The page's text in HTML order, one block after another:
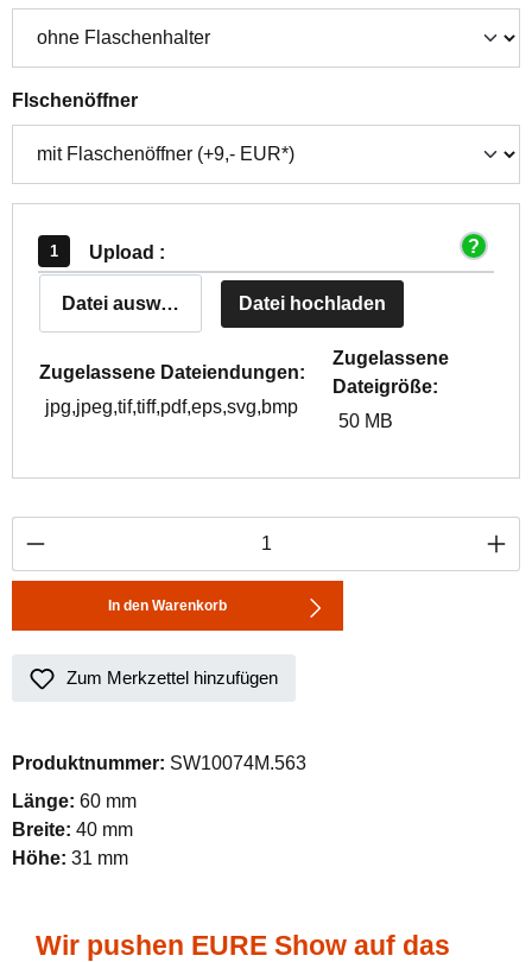
Flschenöffnerauswählen
Upload :
Datei auswählen Datei hochladen
Zugelassene Dateiendungen:
jpg,jpeg,tif,tiff,pdf,eps,svg,bmp
Zugelassene
Dateigröße:
50 MB
Produkt Anzahl: Gib den gewünschten
In den Warenkorb
Zum Merkzettel hinzufügen
Produktnummer: SW10074M.563
Länge: 60 mm
Breite: 40 mm
Höhe: 31 mm
Wir pushen EURE Show auf das